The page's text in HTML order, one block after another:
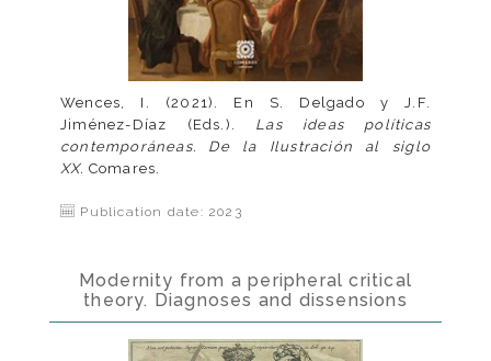
Wences, I. (2021). En S. Delgado y J.F.
Jiménez-Díaz (Eds.). Las ideas políticas
contemporáneas. De la Ilustración al siglo
XX. Comares.
Publication date: 2023
Modernity from a peripheral critical
theory. Diagnoses and dissensions